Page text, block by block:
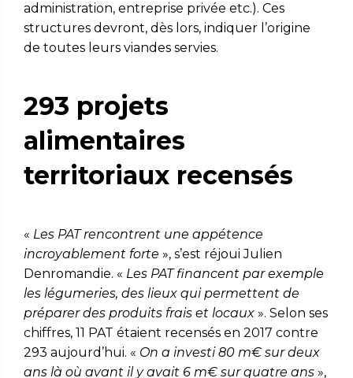
administration, entreprise privée etc.). Ces
structures devront, dès lors, indiquer l’origine
de toutes leurs viandes servies.
293 projets
alimentaires
territoriaux recensés
« Les PAT rencontrent une appétence
incroyablement forte », s’est réjoui Julien
Denromandie. « Les PAT financent par exemple
les légumeries, des lieux qui permettent de
préparer des produits frais et locaux ». Selon ses
chiffres, 11 PAT étaient recensés en 2017 contre
293 aujourd’hui. « On a investi 80 m€ sur deux
ans là où avant il y avait 6 m€ sur quatre ans »,